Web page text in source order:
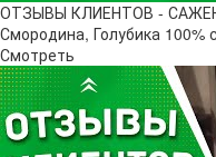
ОТЗЫВЫ КЛИЕНТОВ -
Смородина, Голубика 100%
Смотреть